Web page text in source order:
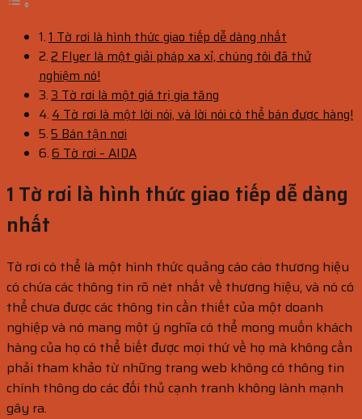
1 Tờ rơi là hình thức giao tiếp dễ dàng nhất
2 Flyer là một giải pháp xa xỉ, chúng tôi đã thử
nghiệm nó!
3 Tờ rơi là một giá trị gia tăng
4 Tờ rơi là một lời nói, và lời nói có thể bán được hàng!
5 Bán tận nơi
6 Tờ rơi – AIDA
1 Tờ rơi là hình thức giao tiếp dễ dàng
nhất
Tờ rơi có thể là một hình thức quảng cáo cáo thương hiệu
có chứa các thông tin rõ nét nhất về thương hiệu, và nó có
thể chưa được các thông tin cần thiết của một doanh
nghiệp và nó mang một ý nghĩa có thể mong muốn khách
hàng của họ có thể biết được mọi thứ về họ mà không cần
phải tham khảo từ những trang web không có thông tin
chính thông do các đối thủ cạnh tranh không lành mạnh
gây ra.